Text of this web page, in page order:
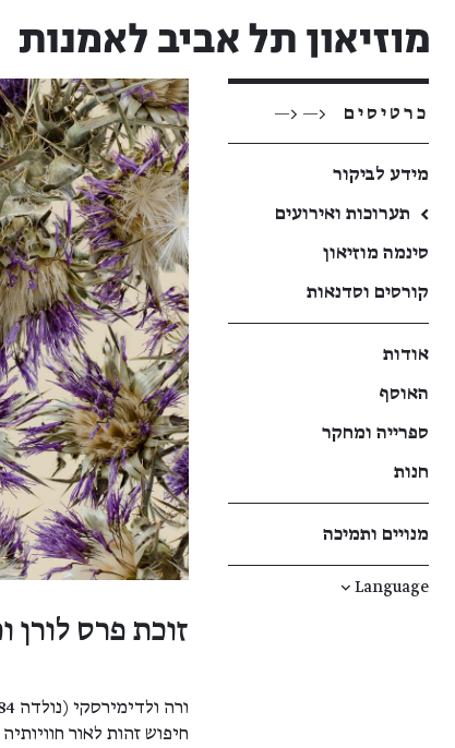
כרטיסים <— <—
מידע לביקור
←
תערוכות ואירועים
סינמה מוזיאון
קורסים וסדנאות
אודות
האוסף
ספרייה ומחקר
חנות
מנויים ותמיכה
Language
↓
זוכת פרס לורן
חיפוש זהות לאור